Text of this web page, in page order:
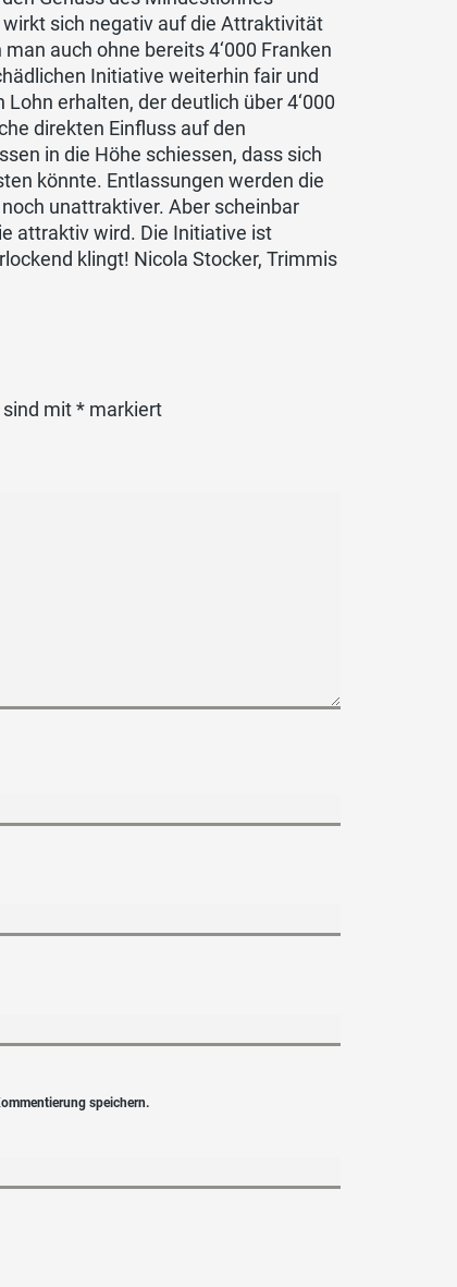
sich negativ auf die Attraktivität
auch ohne bereits 4‘000 Franken
Initiative weiterhin fair und
erhalten, der deutlich über 4‘000
direkten Einfluss auf den
in die Höhe schiessen, dass sich
könnte. Entlassungen werden die
unattraktiver. Aber scheinbar
attraktiv wird. Die Initiative ist
klingt! Nicola Stocker, Trimmis
sind mit* markiert
speichern.